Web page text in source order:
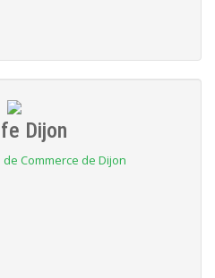
Dijon
Commerce de Dijon